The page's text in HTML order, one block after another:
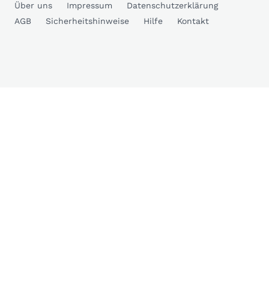
Über uns Impressum
Datenschutzerklärung
AGB
Sicherheitshinweise Hilfe Kontakt